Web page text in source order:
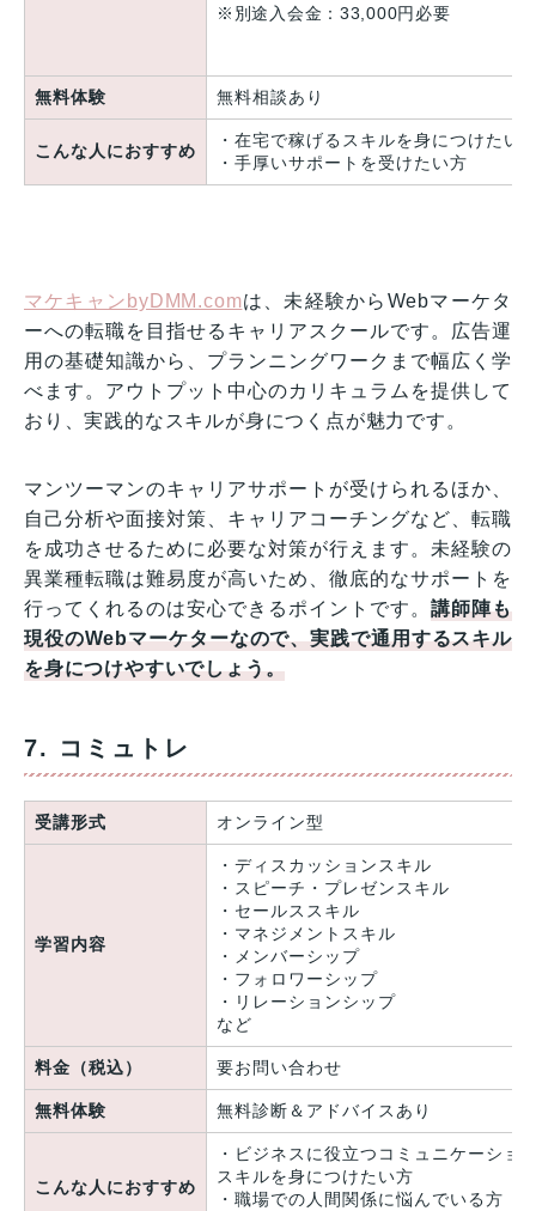
※別途入会金：33,000円必要
無料体験 無料相談あり
こんな人におすすめ
・在宅で稼げるスキルを身につけたい
・手厚いサポートを受けたい方
マケキャンbyDMM.comは、未経験からWebマーケタ
ーへの転職を目指せるキャリアスクールです。広告運
用の基礎知識から、プランニングワークまで幅広く学
べます。アウトプット中心のカリキュラムを提供して
おり、実践的なスキルが身につく点が魅力です。
マンツーマンのキャリアサポートが受けられるほか、
自己分析や面接対策、キャリアコーチングなど、転職
を成功させるために必要な対策が行えます。未経験の
異業種転職は難易度が高いため、徹底的なサポートを
行ってくれるのは安心できるポイントです。講師陣も
現役のWebマーケターなので、実践で通用するスキル
を身につけやすいでしょう。
7. コミュトレ
受講形式 オンライン型
学習内容
・ディスカッションスキル
・スピーチ・プレゼンスキル
・セールススキル
・マネジメントスキル
・メンバーシップ
・フォロワーシップ
・リレーションシップ
など
料金（税込） 要お問い合わせ
無料体験 無料診断＆アドバイスあり
こんな人におすすめ
・ビジネスに役立つコミュニケーショ
スキルを身につけたい方
・職場での人間関係に悩んでいる方